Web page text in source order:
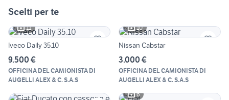
Scelti per te
11
Iveco Daily 35.10
9.500 €
OFFICINA DEL CAMIONISTA DI
AUGELLI ALEX & C. S.A.S
10
Nissan Cabstar
3.000 €
OFFICINA DEL CAMIONISTA DI
AUGELLI ALEX & C. S.A.S
6